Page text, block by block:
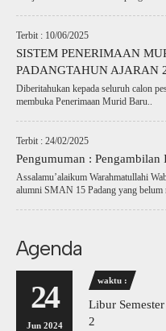
Terbit : 10/06/2025
SISTEM PENERIMAAN
PADANGTAHUN AJARAN
Diberitahukan kepada seluruh calon
membuka Penerimaan Murid Baru..
Terbit : 24/02/2025
Pengumuman : Pengambilan
Assalamu’alaikum Warahmatullahi
alumni SMAN 15 Padang yang belum
Agenda
24
Jun 2024
waktu :
Libur
2